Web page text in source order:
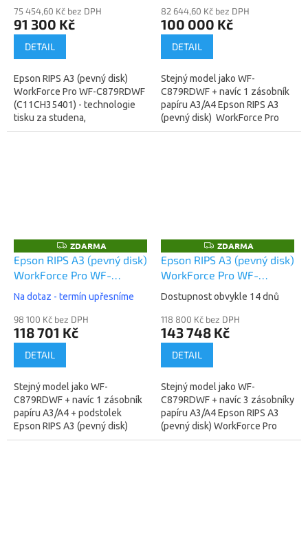
75 454,60 Kč bez DPH
91 300 Kč
DETAIL
Epson RIPS A3 (pevný disk)
WorkForce Pro WF-C879RDWF
(C11CH35401) - technologie
tisku za studena,
nesmazatelný inkoustový tisk,
82 644,60 Kč bez DPH
100 000 Kč
DETAIL
Stejný model jako WF-
C879RDWF + navíc 1 zásobník
papíru A3/A4 Epson RIPS A3
(pevný disk) WorkForce Pro
WF-C879RDTWF
Z
D
A
R
A
ZDARMA
Epson RIPS A3 (pevný disk)
WorkForce Pro WF-
C879RDTWFC
Na dotaz - termín upřesníme
98 100 Kč bez DPH
118 701 Kč
DETAIL
Stejný model jako WF-
C879RDWF + navíc 1 zásobník
papíru A3/A4 + podstolek
Epson RIPS A3 (pevný disk)
WorkForce Pro WF-
Z
D
A
R
A
ZDARMA
Epson RIPS A3 (pevný disk)
WorkForce Pro WF-
C879RD3TWFC
(C11CH35401BP)
Dostupnost obvykle 14 dnů
118 800 Kč bez DPH
143 748 Kč
DETAIL
Stejný model jako WF-
C879RDWF + navíc 3 zásobníky
papíru A3/A4 Epson RIPS A3
(pevný disk) WorkForce Pro
WF-C879RD3TWFC